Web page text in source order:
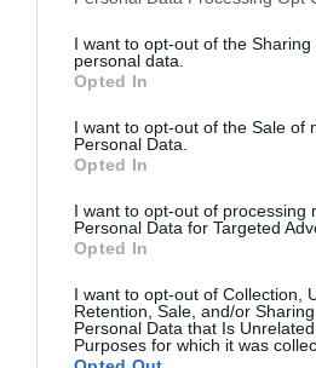
not limited to your visit or usage
grant or deny consent to Google
use your data for below specified
consent section.
I want to opt-out of the Sharing
personal data.
Opted In
I want to opt-out of the Sale of
Personal Data.
Opted In
I want to opt-out of processing
Personal Data for Targeted
Opted In
I want to opt-out of Collection,
Retention, Sale, and/or
Personal Data that Is
Purposes for which it was
A 2026-os labdarúgó-világbajnokság
egyértelműen a FIFA nagy dobása. A